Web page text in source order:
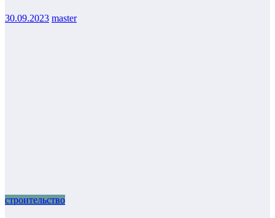
30.09.2023 master
строительство